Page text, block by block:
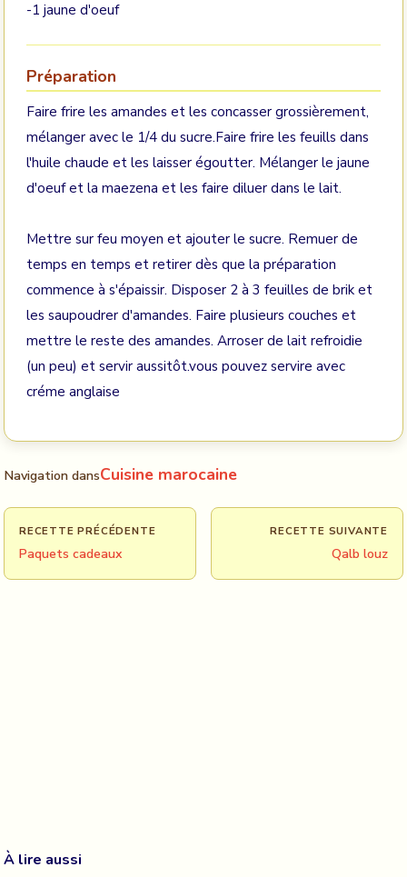
-1 jaune d'oeuf
Préparation
Faire frire les amandes et les concasser grossièrement,
mélanger avec le 1/4 du sucre.Faire frire les feuills dans
l'huile chaude et les laisser égoutter. Mélanger le jaune
d'oeuf et la maezena et les faire diluer dans le lait.
Mettre sur feu moyen et ajouter le sucre. Remuer de
temps en temps et retirer dès que la préparation
commence à s'épaissir. Disposer 2 à 3 feuilles de brik et
les saupoudrer d'amandes. Faire plusieurs couches et
mettre le reste des amandes. Arroser de lait refroidie
(un peu) et servir aussitôt.vous pouvez servire avec
créme anglaise
Navigation dansCuisine marocaine
RECETTE PRÉCÉDENTE
Paquets cadeaux
RECETTE SUIVANTE
Qalb louz
À lire aussi